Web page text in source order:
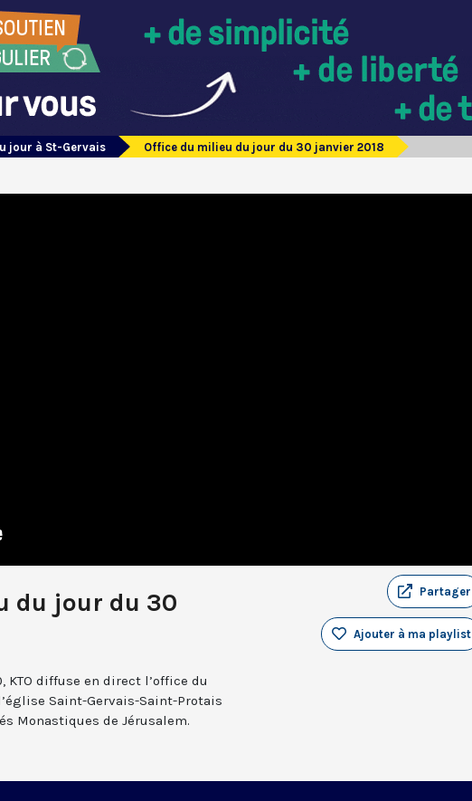
jour à St-Gervais Office du milieu du jour du 30 janvier 2018
du jour du 30
Partager
Ajouter à ma playlist
KTO diffuse en direct l’office du
Saint-Gervais-Saint-Protais
Monastiques de Jérusalem.